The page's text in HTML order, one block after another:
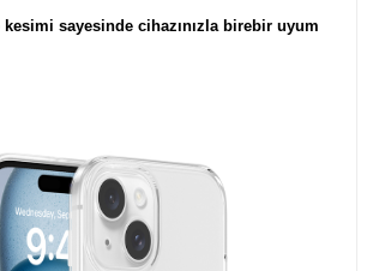
kesimi sayesinde cihazınızla birebir uyum